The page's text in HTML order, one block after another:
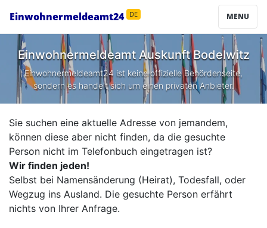
Einwohnermeldeamt24 DE MENU
Einwohnermeldeamt AuskunftBodelwitz
Einwohnermeldeamt24 ist keine offizielle Behördenseite,
sondern es handelt sich um einen privaten Anbieter.
Sie suchen eine aktuelle Adresse von jemandem,
können diese aber nicht finden, da die gesuchte
Person nicht im Telefonbuch eingetragen ist?
Wir finden jeden!
Selbst bei Namensänderung (Heirat), Todesfall, oder
Wegzug ins Ausland. Die gesuchte Person erfährt
nichts von Ihrer Anfrage.